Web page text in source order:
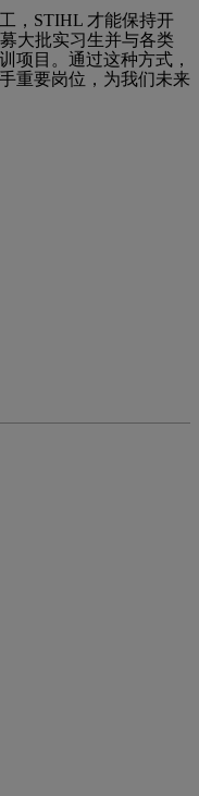
，STIHL 才能保持开
大批实习生并与各类
项目。通过这种方式，
重要岗位，为我们未来